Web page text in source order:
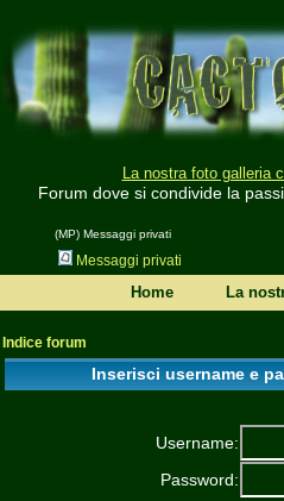
La nostra foto galleria
Forum dove si condivide la
(MP) Messaggi privati
Messaggi privati
Home La
Indice forum
Inserisci username e
Username:
Password: